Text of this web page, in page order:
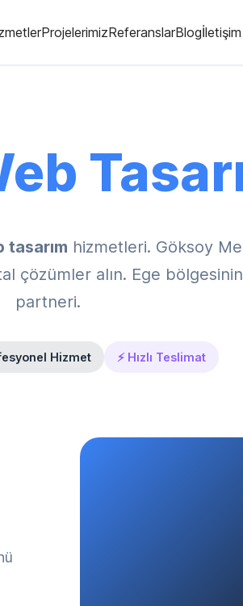
ProjelerimizReferanslarBlogİletişim
tasarım hizmetleri. Göksoy
çözümler alın. Ege
partneri.
Hizmet ⚡ Hızlı Teslimat